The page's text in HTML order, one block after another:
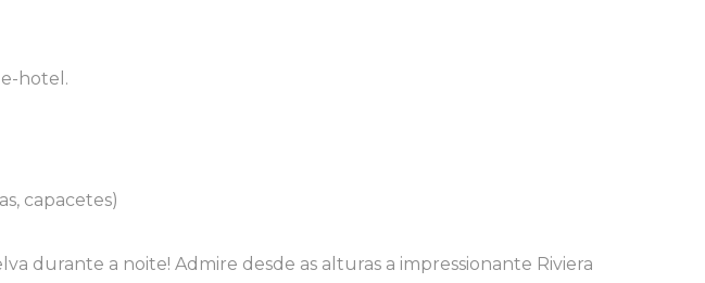
hotel.
capacetes)
durante a noite! Admire desde as alturas a impressionante Riviera